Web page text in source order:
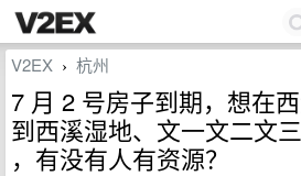
V2EX › 杭州
7 月 2 号房子到期，想在
到西溪湿地、文一文二文
，有没有人有资源？